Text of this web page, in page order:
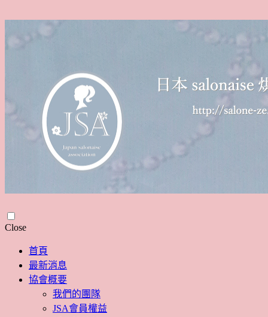
CloseSkip
content
首頁
最新消息
協會概要
我們的團隊
JSA會員權益